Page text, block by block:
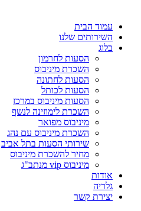
עמוד הבית
השירותים שלנו
בלוג
הסעות לחרמון
השכרת מיניבוס
הסעות לחתונה
הסעות לכותל
הסעות מיניבוס במרכז
השכרת לימוזינה לנשף
מיניבוס מפואר
השכרת מיניבוס עם נהג
שירותי הסעות בתל אביב
מחיר להשכרת מיניבוס
מיניבוס vip מנתב"ג
אודות
גלריה
יצירת קשר